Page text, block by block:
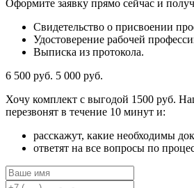
Оформите заявку прямо сейчас и
Свидетельство о присвоении
Удостоверение рабочей
Выписка из протокола.
6 500 руб. 5 000 руб.
Хочу комплект с выгодой 1500 руб.
перезвонят в течение 10 минут и:
расскажут, какие необходимы
ответят на все вопросы по